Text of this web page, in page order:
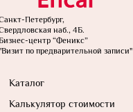
Петербург,
наб., 4Б.
центр “Феникс”
по предварительной записи"
Каталог
Калькулятор стоимости